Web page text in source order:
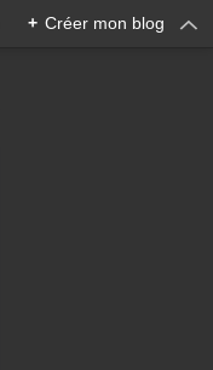
+ Créer mon blog